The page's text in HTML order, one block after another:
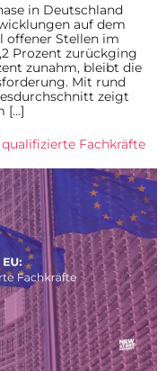
in Deutschland
auf dem
offener Stellen im
Prozent zurückging
zunahm, bleibt die
Mit rund
zeigt
[…]
Fachkräfte